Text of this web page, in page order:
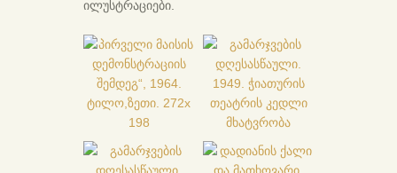
ილუსტრაციები.